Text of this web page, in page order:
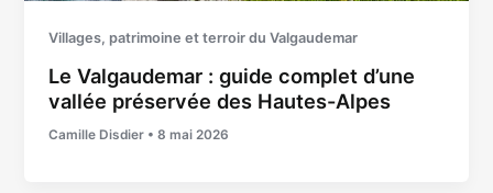
Villages, patrimoine et terroir du Valgaudemar
Le Valgaudemar : guide complet d’une
vallée préservée des Hautes-Alpes
Camille Disdier •8 mai 2026